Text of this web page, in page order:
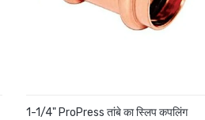
1-1/4" ProPress तांबे का स्लिप कपलिंग